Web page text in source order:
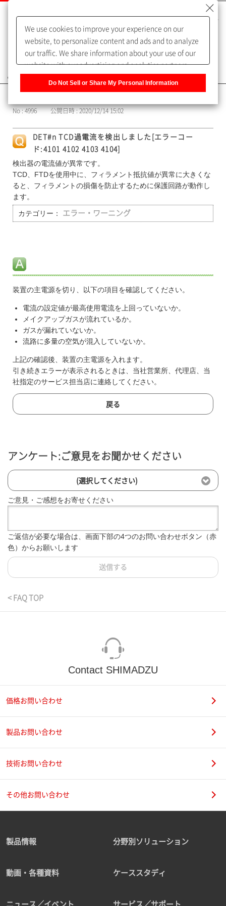
よくあるご質問（FAQ）
No : 4996 公開日時 : 2020/12/14 15:02
DET#n TCD過電流を検出しました[エラーコー
ド:4101 4102 4103 4104]
検出器の電流値が異常です。
TCD、FTDを使用中に、フィラメント抵抗値が異常に大きくな
ると、フィラメントの損傷を防止するために保護回路が動作し
ます。
カテゴリー： エラー・ワーニング
装置の主電源を切り、以下の項目を確認してください。
電流の設定値が最高使用電流を上回っていないか。
メイクアップガスが流れているか。
ガスが漏れていないか。
流路に多量の空気が混入していないか。
上記の確認後、装置の主電源を入れます。
引き続きエラーが表示されるときは、当社営業所、代理店、当
社指定のサービス担当店に連絡してください。
戻る
アンケート:ご意見をお聞かせください
(選択してください)
ご意見・ご感想をお寄せください
ご返信が必要な場合は、画面下部の4つのお問い合わせボタン（赤
色）からお願いします
送信する
< FAQ TOP
Contact SHIMADZU
価格お問い合わせ
製品お問い合わせ
技術お問い合わせ
その他お問い合わせ
製品情報 分野別ソリューション
動画・各種資料 ケーススタディ
ニュース／イベント サービス／サポート
We use cookies to improve your experience on our
website, to personalize content and ads and to analyze
our traffic. We share information about your use of our
website with our advertising and analytics partners,
of our sharing information about you with our partners.
Information] to customize your cookie settings on our
website.Privacy Policy
Do Not Sell or Share My Personal Information